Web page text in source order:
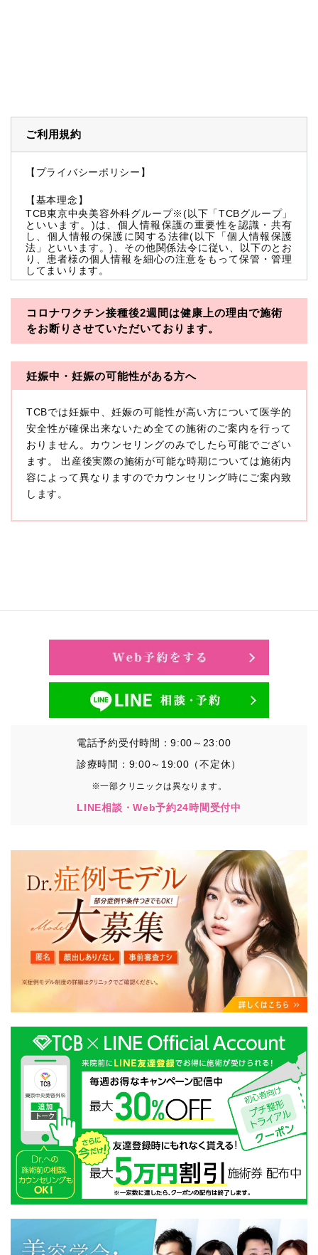
ご利用規約
【プライバシーポリシー】
【基本理念】
TCB東京中央美容外科グループ※(以下「TCBグループ」
といいます。)は、個人情報保護の重要性を認識・共有
し、個人情報の保護に関する法律(以下「個人情報保護
法」といいます。)、その他関係法令に従い、以下のとお
り、患者様の個人情報を細心の注意をもって保管・管理
してまいります。
※TCBグループとは以下を総称していいます。
・一般社団法人メディカルアライアンス
・医療法人社団創彩会
本プライバシーポリシーにおいて「個人情報」とは、生
存する個人に関する情報であって、当該情報に含まれる
氏名、生年月日その他の記述等により特定の個人を識別
できるもの又は個人識別符号（個人情報保護委員会の政
令に準じます。）が含まれるものをいいます。
収集した患者様に関する情報には、単独のままでは特定
の個人を識別できない情報もありますが、他の情報と組
み合わせることにより特定の個人を識別できる場合、か
に扱うものとします。
①TCBグループが患者様から取得する情報
・その他、特定の個人を識別することができる情報
②TCBグループが各種サービスの利用に関連して取得す
日時、閲覧履歴等に関連する情報
（これには、Cookie情報、アクセスログ等の利用状況に
関する情報を含みます。）
③TCBグループが第三者から間接的に収集する情報
患者様の同意を得た上で、以下の情報をパブリックDMP
・患者様の閲覧履歴、端末等の情報
【利用目的】
TCBグループは取得情報を以下の目的で利用いたしま
す。
・クリニックの来院予約、医療サービスの提供、医療関
連商品の販売、アフターケア対応、これらに付随する諸
対応等のサービス提供のため
・医療サービスの提供に関する他の医療機関、検査機関
及び研究機関との連携のため
・サービス向上を目的とした医療サービス・販売する医
療関連商品に関する患者様へのアンケートの送受信及び
これに付随する諸対応のため
・Cookie等の技術を用いたアクセス履歴、閲覧記録等に
関する情報の収集、分析
・閲覧記録等から趣味・嗜好を分析した情報を使用して
の広告に利用するため
・お問い合わせ又はご意見の内容確認及びその対応のた
め
・患者様のサービス利用状況の分析及び症例研究のため
・広告、宣伝、マーケティングのため
コロナワクチン接種後2週間は健康上の理由で施術
をお断りさせていただいております。
妊娠中・妊娠の可能性がある方へ
TCBでは妊娠中、妊娠の可能性が高い方について医学的
安全性が確保出来ないため全ての施術のご案内を行って
おりません。カウンセリングのみでしたら可能でござい
ます。 出産後実際の施術が可能な時期については施術内
容によって異なりますのでカウンセリング時にご案内致
します。
電話予約受付時間：9:00～23:00
診療時間：9:00～19:00（不定休）
※一部クリニックは異なります。
LINE相談・Web予約24時間受付中